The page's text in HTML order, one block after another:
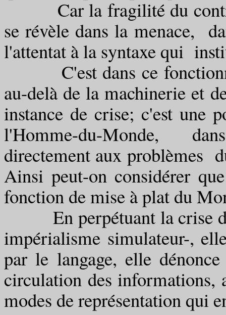
Car la fragilité du
se révèle dans la menace,
l'attentat à la syntaxe qui
C'est dans ce
au-delà de la machinerie et
instance de crise; c'est une
l'Homme-du-Monde,
directement aux problèmes
Ainsi peut-on considérer
fonction de mise à plat du
En perpétuant la crise
impérialisme simulateur-,
par le langage, elle
circulation des informations,
modes de représentation qui